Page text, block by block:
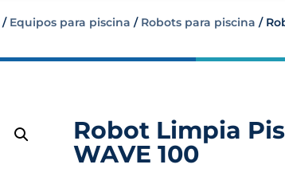
/ Equipos para piscina / Robots para piscina /
Robot Limpia
WAVE 100